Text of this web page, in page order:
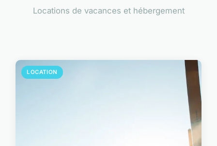
Locations de vacances et hébergement
LOCATION